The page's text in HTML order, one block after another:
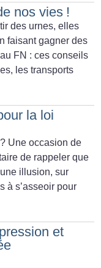
nos vies !
des urnes, elles
faisant gagner des
FN : ces conseils
les transports
la loi
? Une occasion de
de rappeler que
illusion, sur
à s’asseoir pour
et